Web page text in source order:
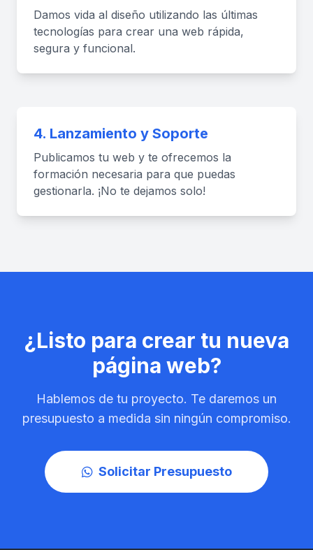
Damos vida al diseño utilizando las últimas
tecnologías para crear una web rápida,
segura y funcional.
4. Lanzamiento y Soporte
Publicamos tu web y te ofrecemos la
formación necesaria para que puedas
gestionarla. ¡No te dejamos solo!
¿Listo para crear tu nueva
página web?
Hablemos de tu proyecto. Te daremos un
presupuesto a medida sin ningún compromiso.
Solicitar Presupuesto